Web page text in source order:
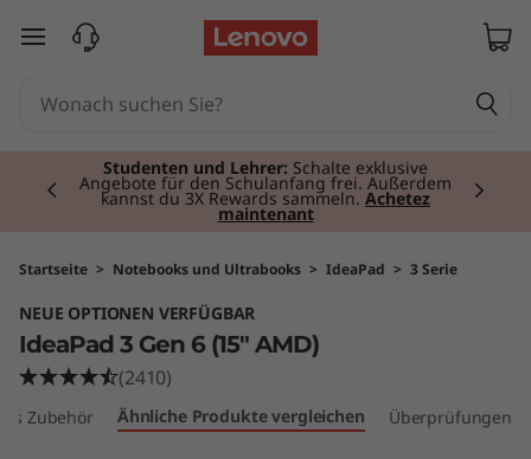
a
d
3
G
zum Hauptinhalt springen
Studenten und Lehrer: Schalte exklusive
Angebote für den Schulanfang frei. Außerdem
kannst du 3X Rewards sammeln. Achetez
maintenant
Currently displaying item 2 of 3
Startseite > Notebooks und Ultrabooks > IdeaPad > 3 Serie
NEUE OPTIONEN VERFÜGBAR
IdeaPad 3 Gen 6 (15" AMD)
(2410)
Zubehör Ähnliche Produkte vergleichen Überprüfungen